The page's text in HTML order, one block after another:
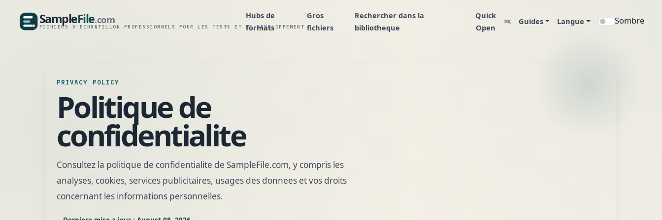
SampleFile.com
FICHIERS D'ECHANTILLON PROFESSIONNELS POUR LES TESTS ET LE DEVELOPPEMENT
SampleFile.com
Hubs de
formats
Gros
fichiers
Rechercher dans la
bibliotheque
Quick
Open
⌘K Guides Langue Sombre
PRIVACY POLICY
Politique de
confidentialite
Consultez la politique de confidentialite de SampleFile.com, y compris les
analyses, cookies, services publicitaires, usages des donnees et vos droits
concernant les informations personnelles.